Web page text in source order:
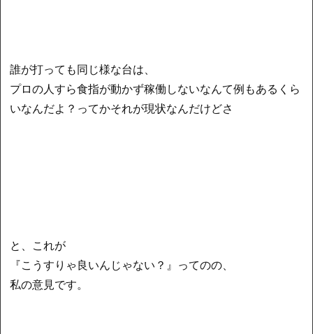
誰が打っても同じ様な台は、
プロの人すら食指が動かず稼働しないなんて例もあるくら
いなんだよ？ってかそれが現状なんだけどさ
と、これが
『こうすりゃ良いんじゃない？』ってのの、
私の意見です。